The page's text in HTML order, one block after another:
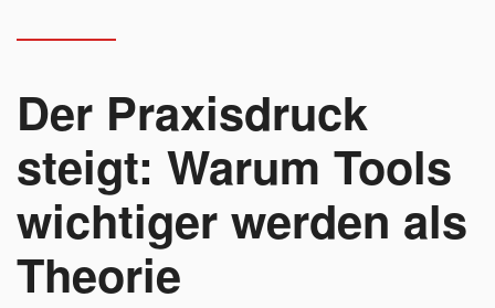
Der Praxisdruck
steigt: Warum Tools
wichtiger werden als
Theorie